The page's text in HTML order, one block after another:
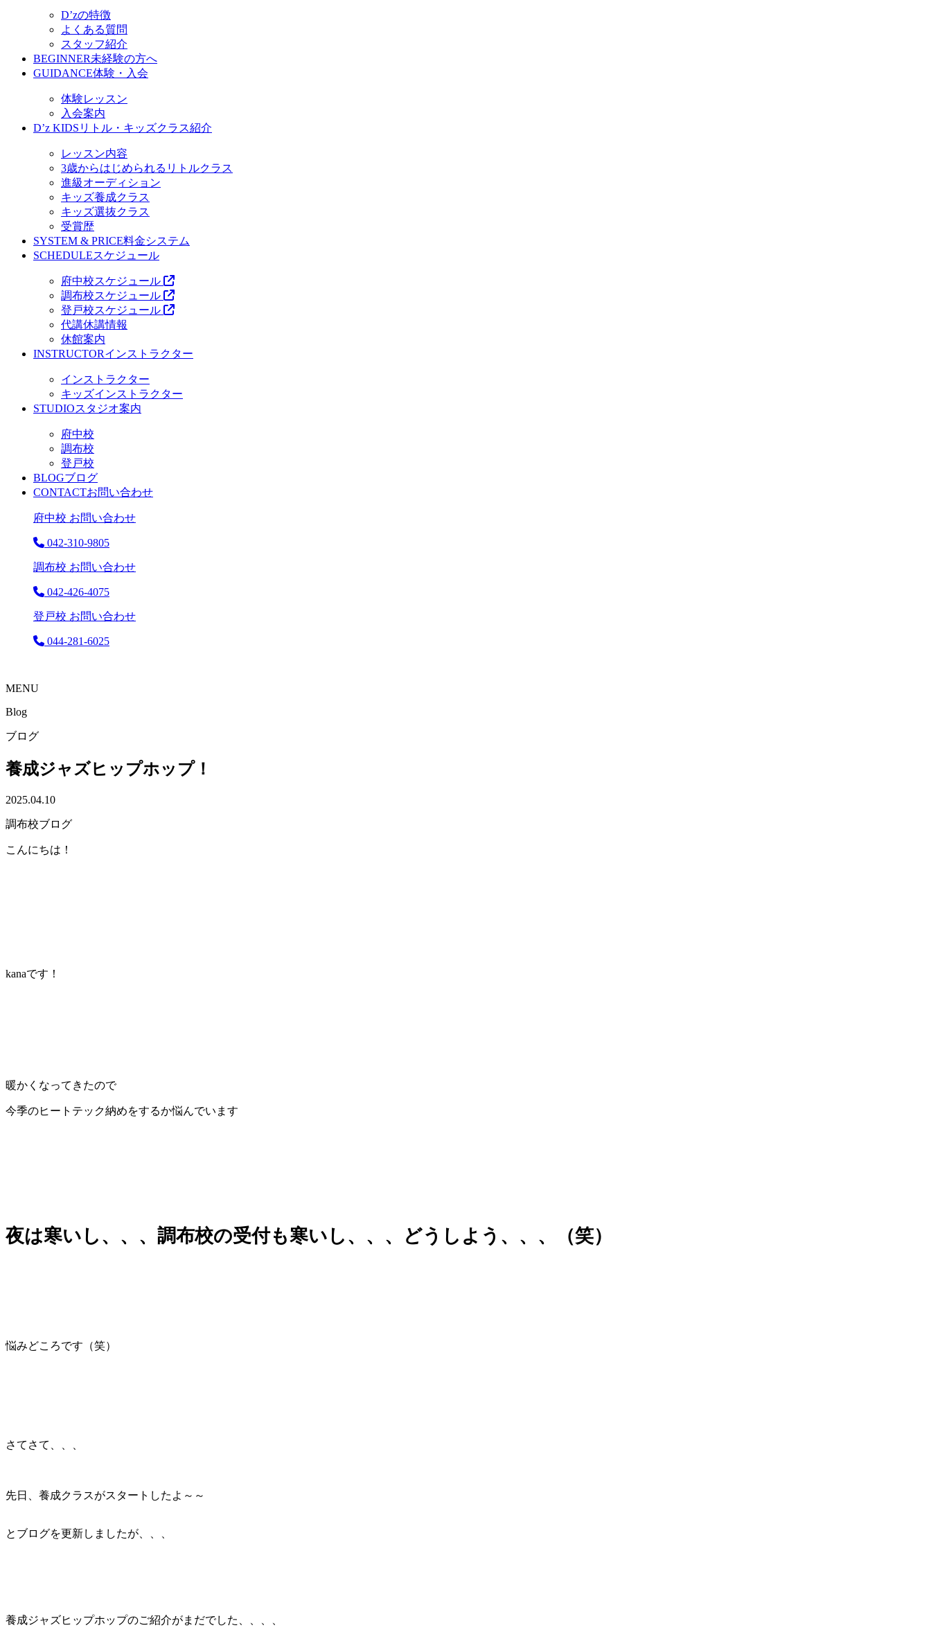
D’zの特徴
よくある質問
スタッフ紹介
BEGINNER未経験の方へ
GUIDANCE体験・入会
体験レッスン
入会案内
D’z KIDS リトル・キッズクラス紹介
レッスン内容
3歳からはじめられるリトルクラス
進級オーディション
キッズ養成クラス
キッズ選抜クラス
受賞歴
SYSTEM & PRICE料金システム
SCHEDULEスケジュール
府中校スケジュール
調布校スケジュール
登戸校スケジュール
代講休講情報
休館案内
INSTRUCTORインストラクター
インストラクター
キッズインストラクター
STUDIOスタジオ案内
府中校
調布校
登戸校
BLOGブログ
CONTACTお問い合わせ
府中校 お問い合わせ
042-310-9805
調布校 お問い合わせ
042-426-4075
登戸校 お問い合わせ
044-281-6025
MENU
Blog
ブログ
養成ジャズヒップホップ！
2025.04.10
調布校ブログ
こんにちは！
kanaです！
暖かくなってきたので
今季のヒートテック納めをするか悩んでいます
夜は寒いし、、、調布校の受付も寒いし、、、どうしよう、、、（笑）
悩みどころです（笑）
さてさて、、、
先日、養成クラスがスタートしたよ～～
とブログを更新しましたが、、、
養成ジャズヒップホップのご紹介がまだでした、、、、